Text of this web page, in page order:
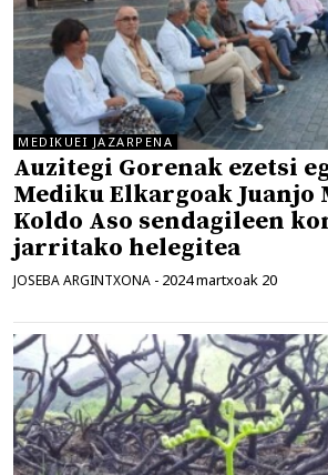
MEDIKUEI JAZARPENA
Auzitegi Gorenak ezetsi
Mediku Elkargoak Juanjo
Koldo Aso sendagileen
jarritako helegitea
JOSEBA ARGINTXONA - 2024 martxoak 20